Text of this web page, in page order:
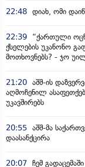
22:48 დიახ, ომი
22:39
“ქართული
ქსელების უკანონო
მოთხოვნებს? - ჯო
21:20 აშშ-ის
აღმოჩენილ
უკავშირებს
20:55 აშშ-მა
დაასანქცირა
20:07 ჩემ